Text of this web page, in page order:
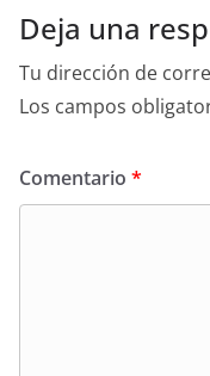
Deja una
Tu dirección de
Los campos
Comentario *